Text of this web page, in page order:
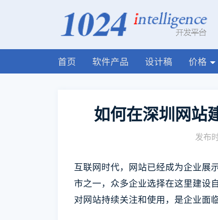
首页 软件产品 设计稿 价格
如何在深圳网站
发布
互联网时代，网站已经成为企业展
市之一，众多企业选择在这里建设
对网站持续关注和使用，是企业面